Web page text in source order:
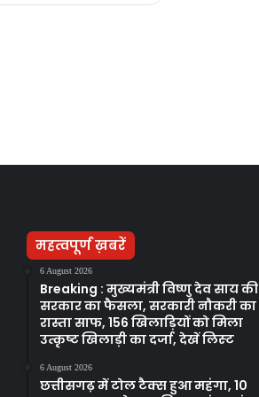
महत्वपूर्ण ख़बरें
6 August 2026
Breaking : मुख्यमंत्री विष्णु देव साय की
सरकार का फैसला, सरकारी नौकरी का
रास्ता साफ, 156 खिलाड़ियों को मिला
उत्कृष्ट खिलाड़ी का दर्जा, देखें लिस्‍ट
6 August 2026
छत्तीसगढ़ में टोल टैक्स हुआ महंगा, 10